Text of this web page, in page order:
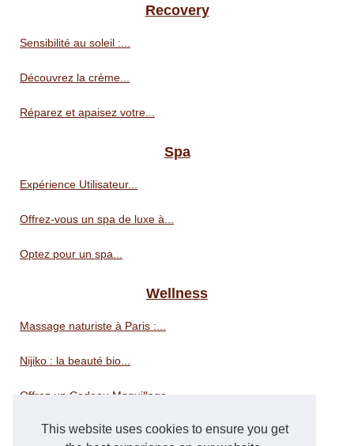
This website uses cookies to ensure you get
Recovery
Sensibilité au soleil :...
Découvrez la crème...
Réparez et apaisez votre...
Spa
Expérience Utilisateur...
Offrez-vous un spa de luxe à...
Optez pour un spa...
Wellness
Massage naturiste à Paris :...
Nijiko : la beauté bio...
Offrez un Cadeau Maquillage...
Les secrets des parisiennes...